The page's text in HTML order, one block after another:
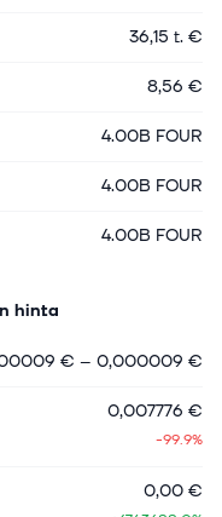
36,15 t. €
8,56 €
4.00B FOUR
4.00B FOUR
4.00B FOUR
hinta
€ – 0,000009 €
0,007776 €
-99.9%
0,00 €